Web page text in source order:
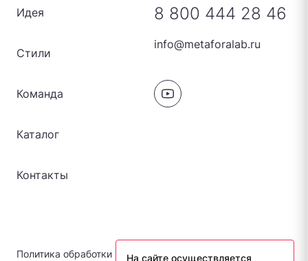
Политика обработки персональных данных
Идея
Стили
Команда
Каталог
Контакты
8 800 444 28 46
info@metaforalab.ru
На сайте осуществляется